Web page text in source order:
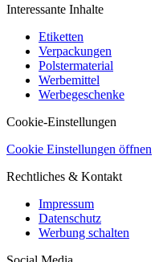
Interessante Inhalte
Etiketten
Verpackungen
Polstermaterial
Werbemittel
Werbegeschenke
Cookie-Einstellungen
Cookie Einstellungen öffnen
Rechtliches & Kontakt
Impressum
Datenschutz
Werbung schalten